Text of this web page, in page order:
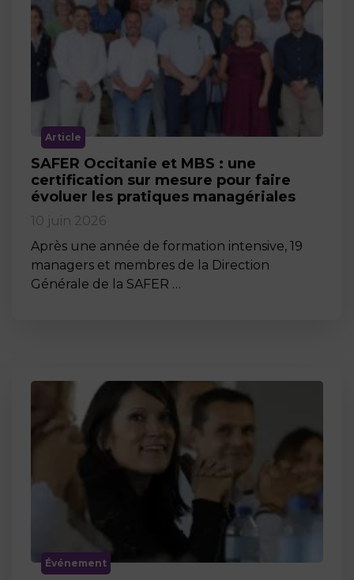
Article
SAFER Occitanie et MBS : une
certification sur mesure pour faire
évoluer les pratiques managériales
10 juin 2026
Après une année de formation intensive, 19
managers et membres de la Direction
Générale de la SAFER …
Événement